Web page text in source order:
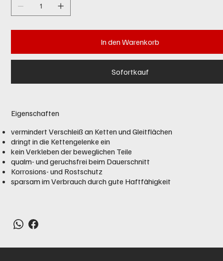
In den Warenkorb
Sofortkauf
Eigenschaften
vermindert Verschleiß an Ketten und Gleitflächen
dringt in die Kettengelenke ein
kein Verkleben der beweglichen Teile
qualm- und geruchsfrei beim Dauerschnitt
Korrosions- und Rostschutz
sparsam im Verbrauch durch gute Haftfähigkeit